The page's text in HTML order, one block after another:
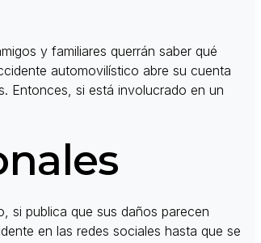
y familiares querrán saber qué
automovilístico abre su cuenta
Entonces, si está involucrado en un
si publica que sus daños parecen
en las redes sociales hasta que se